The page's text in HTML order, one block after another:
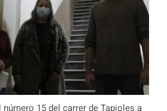
15 del carrer de Tapioles a